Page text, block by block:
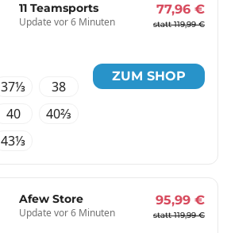
11 Teamsports
Update vor 6 Minuten
77,96 €
statt 119,99 €
37⅓
38
40
40⅔
43⅓
ZUM SHOP
Afew Store
Update vor 6 Minuten
95,99 €
statt 119,99 €